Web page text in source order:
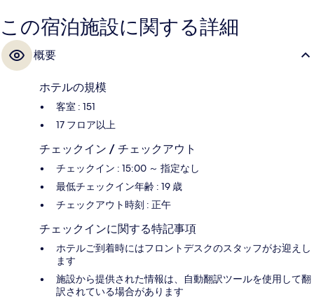
この宿泊施設に関する詳細
概要
ホテルの規模
客室 : 151
17 フロア以上
チェックイン / チェックアウト
チェックイン : 15:00 ～ 指定なし
最低チェックイン年齢 : 19 歳
チェックアウト時刻 : 正午
チェックインに関する特記事項
ホテルご到着時にはフロントデスクのスタッフがお迎えし
ます
施設から提供された情報は、自動翻訳ツールを使用して翻
訳されている場合があります